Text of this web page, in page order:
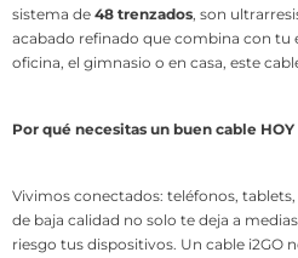
sistema de 48 trenzados, son
acabado refinado que combina con tu
oficina, el gimnasio o en casa, este
Por qué necesitas un buen cable HOY
Vivimos conectados: teléfonos,
de baja calidad no solo te deja a
riesgo tus dispositivos. Un cable i2GO